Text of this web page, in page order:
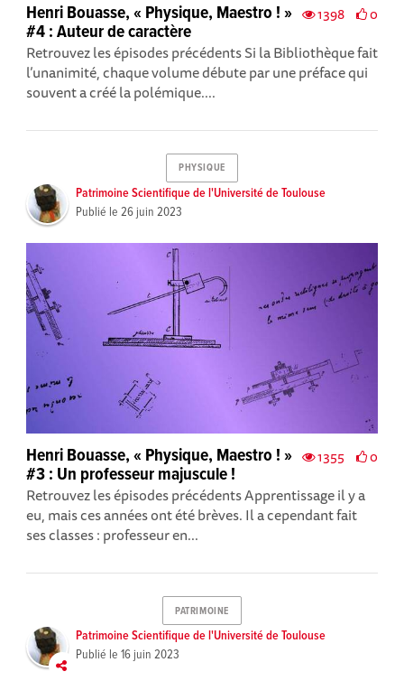
1398 0
Henri Bouasse, « Physique, Maestro ! »
#4 : Auteur de caractère
Retrouvez les épisodes précédents Si la Bibliothèque fait
l’unanimité, chaque volume débute par une préface qui
souvent a créé la polémique....
PHYSIQUE
Patrimoine Scientifique de l'Université de Toulouse
Publié le 26 juin 2023
1355 0
Henri Bouasse, « Physique, Maestro ! »
#3 : Un professeur majuscule !
Retrouvez les épisodes précédents Apprentissage il y a
eu, mais ces années ont été brèves. Il a cependant fait
ses classes : professeur en...
PATRIMOINE
Patrimoine Scientifique de l'Université de Toulouse
Publié le 16 juin 2023